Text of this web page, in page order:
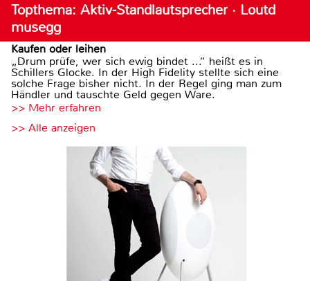
Topthema: Aktiv-Standlautsprecher · Loutd
musegg
Kaufen oder leihen
„Drum prüfe, wer sich ewig bindet ...“ heißt es in
Schillers Glocke. In der High Fidelity stellte sich eine
solche Frage bisher nicht. In der Regel ging man zum
Händler und tauschte Geld gegen Ware.
>> Mehr erfahren
>> Alle anzeigen